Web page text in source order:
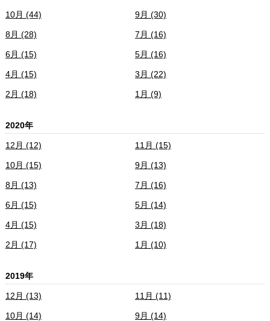
10月 (44) 9月 (30)
8月 (28) 7月 (16)
6月 (15) 5月 (16)
4月 (15) 3月 (22)
2月 (18) 1月 (9)
2020年
12月 (12) 11月 (15)
10月 (15) 9月 (13)
8月 (13) 7月 (16)
6月 (15) 5月 (14)
4月 (15) 3月 (18)
2月 (17) 1月 (10)
2019年
12月 (13) 11月 (11)
10月 (14) 9月 (14)